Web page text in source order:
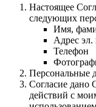
Настоящее
следующих
Имя,
Адрес
Телефон
Персональные
Согласие дано
действий с